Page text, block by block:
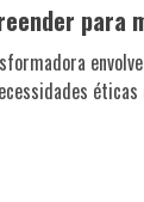
para
éticas